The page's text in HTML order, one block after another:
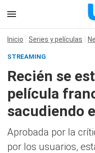
Inicio Series y películas
STREAMING
Recién se
película
sacudiendo
Aprobada por la
por los usuarios,